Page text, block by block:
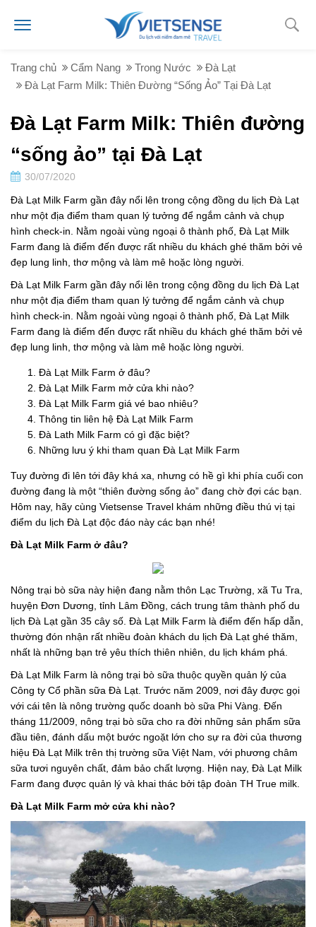
Trang chủ Cẩm Nang Trong Nước
Đà Lạt
Đà Lạt Farm Milk: Thiên Đường “sống Ảo” Tại Đà Lạt
Đà Lạt Farm Milk: Thiên đường
“sống ảo” tại Đà Lạt
30/07/2020
Đà Lạt Milk Farm gần đây nổi lên trong cộng đồng du lịch Đà Lạt
như một địa điểm tham quan lý tưởng để ngắm cảnh và chụp
hình check-in. Nằm ngoài vùng ngoại ô thành phố, Đà Lạt Milk
Farm đang là điểm đến được rất nhiều du khách ghé thăm bởi vẻ
đẹp lung linh, thơ mộng và làm mê hoặc lòng người.
Đà Lạt Milk Farm gần đây nổi lên trong cộng đồng du lịch Đà Lạt
như một địa điểm tham quan lý tưởng để ngắm cảnh và chụp
hình check-in. Nằm ngoài vùng ngoại ô thành phố, Đà Lạt Milk
Farm đang là điểm đến được rất nhiều du khách ghé thăm bởi vẻ
đẹp lung linh, thơ mộng và làm mê hoặc lòng người.
Đà Lạt Milk Farm ở đâu?
Đà Lạt Milk Farm mở cửa khi nào?
Đà Lạt Milk Farm giá vé bao nhiêu?
Thông tin liên hệ Đà Lạt Milk Farm
Đà Lath Milk Farm có gì đặc biệt?
Những lưu ý khi tham quan Đà Lạt Milk Farm
Tuy đường đi lên tới đây khá xa, nhưng có hề gì khi phía cuối con
đường đang là một “thiên đường sống ảo” đang chờ đợi các bạn.
Hôm nay, hãy cùng Vietsense Travel khám những điều thú vị tại
điểm du lịch Đà Lạt độc đáo này các bạn nhé!
Đà Lạt Milk Farm ở đâu?
Nông trại bò sữa này hiện đang nằm thôn Lạc Trường, xã Tu Tra,
huyện Đơn Dương, tỉnh Lâm Đồng, cách trung tâm thành phố du
lịch Đà Lạt gần 35 cây số. Đà Lạt Milk Farm là điểm đến hấp dẫn,
thường đón nhận rất nhiều đoàn khách du lịch Đà Lạt ghé thăm,
nhất là những bạn trẻ yêu thích thiên nhiên, du lịch khám phá.
Đà Lạt Milk Farm là nông trại bò sữa thuộc quyền quản lý của
Công ty Cổ phần sữa Đà Lạt. Trước năm 2009, nơi đây được gọi
với cái tên là nông trường quốc doanh bò sữa Phi Vàng. Đến
tháng 11/2009, nông trại bò sữa cho ra đời những sản phẩm sữa
đầu tiên, đánh dấu một bước ngoặt lớn cho sự ra đời của thương
hiệu Đà Lạt Milk trên thị trường sữa Việt Nam, với phương châm
sữa tươi nguyên chất, đảm bảo chất lượng. Hiện nay, Đà Lạt Milk
Farm đang được quản lý và khai thác bởi tập đoàn TH True milk.
Đà Lạt Milk Farm mở cửa khi nào?